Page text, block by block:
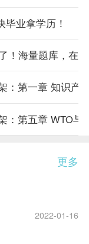
业拿学历！
！海量题库，在
：第一章 知识产
：第五章 WTO与
更多
2022-01-16